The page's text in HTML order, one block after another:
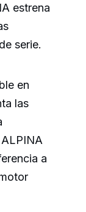
estrena
serie.
en
las
a